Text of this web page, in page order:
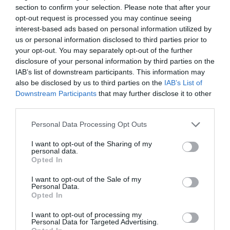
section to confirm your selection. Please note that after your
opt-out request is processed you may continue seeing
interest-based ads based on personal information utilized by
us or personal information disclosed to third parties prior to
your opt-out. You may separately opt-out of the further
disclosure of your personal information by third parties on the
IAB’s list of downstream participants. This information may
also be disclosed by us to third parties on the IAB’s List of
Downstream Participants that may further disclose it to other
Personal Data Processing Opt Outs
I want to opt-out of the Sharing of my
personal data.
Opted In
I want to opt-out of the Sale of my
Personal Data.
Opted In
I want to opt-out of processing my
Personal Data for Targeted Advertising.
els incentius directes i fiscals poc estimulants i
l’entorn regulador massa pesant, amb una
burocràcia que frena iniciatives i una manca de
flexibilitat que permeti entorns experimentals
més àgils. Aquest conjunt de factors explica
l’estancament d’Espanya en la classificació.
Espanya manté una gran
dificultat per transferir la
recerca pública cap al teixit
productiu, té poca capacitat
per transformar idees en
startups amb projecció